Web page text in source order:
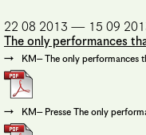
22 08 2013 — 15 09
The only performances
KM– The only performances
KM– Presse The only